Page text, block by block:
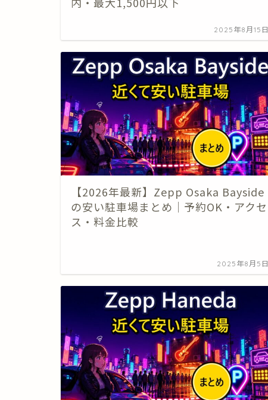
2025年8月15日
【2026年最新】Zepp Osaka Bayside
の安い駐車場まとめ｜予約OK・アクセ
ス・料金比較
2025年8月5日